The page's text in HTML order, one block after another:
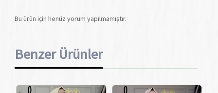
Bu ürün için henüz yorum yapılmamıştır.
Benzer Ürünler